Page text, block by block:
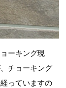
ーキング現
チョーキング
っていますの